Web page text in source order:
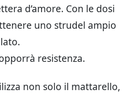
d’amore. Con le dosi
uno strudel ampio
resistenza.
non solo il mattarello,